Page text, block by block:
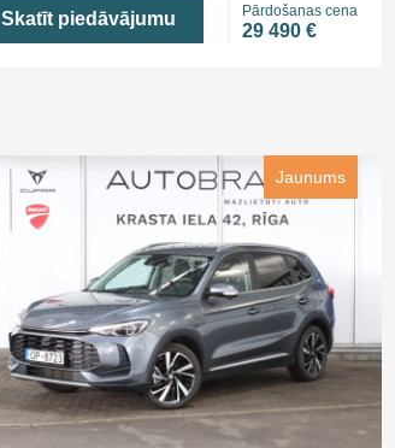
Skatīt piedāvājumu
Pārdošanas cena
29 490 €
Jaunums